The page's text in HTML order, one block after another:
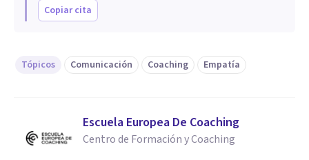
Copiar cita
Tópicos Comunicación Coaching Empatía
Escuela Europea De Coaching
Centro de Formación y Coaching